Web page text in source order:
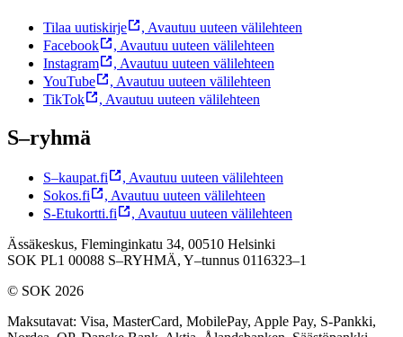
Tilaa uutiskirje , Avautuu uuteen välilehteen
Facebook
, Avautuu uuteen välilehteen
Instagram
, Avautuu uuteen välilehteen
YouTube
, Avautuu uuteen välilehteen
TikTok
, Avautuu uuteen välilehteen
S–ryhmä
S–kaupat.fi , Avautuu uuteen välilehteen
Sokos.fi
, Avautuu uuteen välilehteen
S-Etukortti.fi
, Avautuu uuteen välilehteen
Ässäkeskus, Fleminginkatu 34, 00510 Helsinki
SOK PL1 00088 S–RYHMÄ, Y–tunnus 0116323–1
© SOK 2026
Maksutavat: Visa, MasterCard, MobilePay, Apple Pay, S-Pankki,